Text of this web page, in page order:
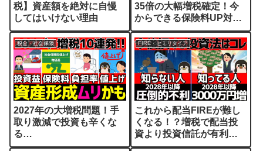
税】資産額を絶対に自慢
してはいけない理由
35倍の大幅増税確定！今
からできる保険料UP対策
4選
税金・社会保険
2027年の大増税問題！手
取り激減で投資も辛くな
る…
FIRE・セミリタイア
これから配当FIREが難し
くなる！？増税で配当投
資より投資信託が有利な
時代へ